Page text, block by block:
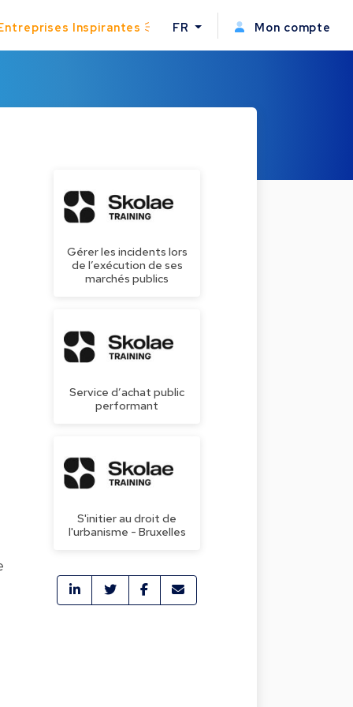
Inspirantes FR Mon compte
Gérer les incidents lors
de l’exécution de ses
marchés publics
Service d’achat public
performant
S'initier au droit de
l'urbanisme - Bruxelles